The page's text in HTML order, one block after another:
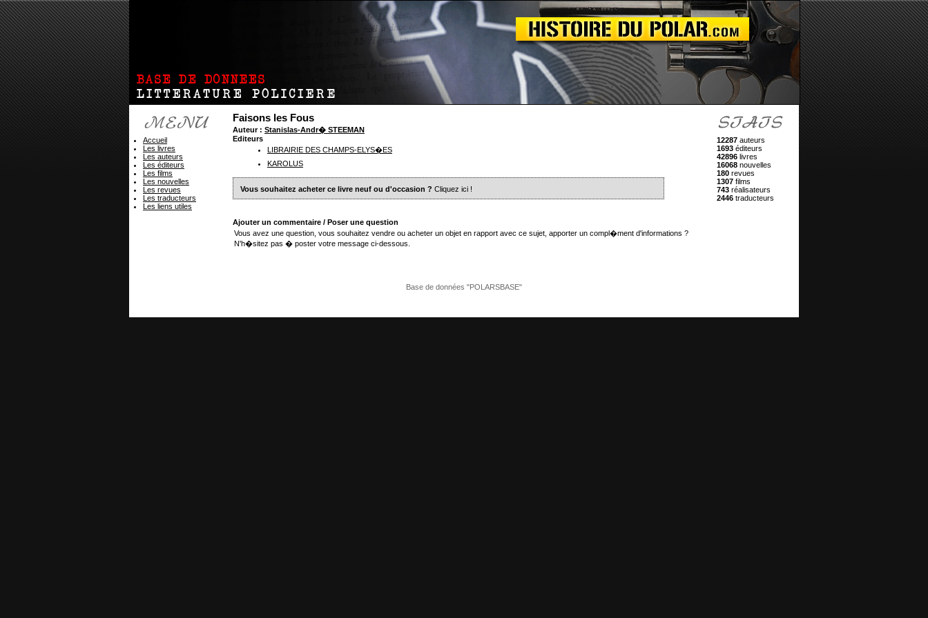
Faisons les Fous
Auteur : Stanislas-Andr� STEEMAN
Editeurs
LIBRAIRIE DES CHAMPS-ELYS�ES
KAROLUS
Vous souhaitez acheter ce livre neuf ou d'occasion ? Cliquez ici !
Ajouter un commentaire / Poser une question
Vous avez une question, vous souhaitez vendre ou acheter un objet en rapport avec ce sujet, apporter un compl�ment d'informations ?
N'h�sitez pas � poster votre message ci-dessous.
Accueil
Les livres
Les auteurs
Les éditeurs
Les films
Les nouvelles
Les revues
Les traducteurs
Les liens utiles
12287 auteurs
1693 éditeurs
42896 livres
16068 nouvelles
180 revues
1307 films
743 réalisateurs
2446 traducteurs
Base de données "POLARSBASE"